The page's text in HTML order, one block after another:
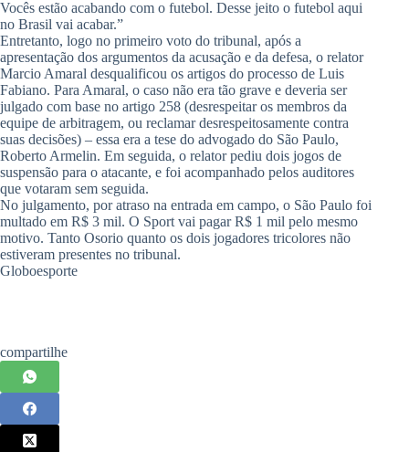
Vocês estão acabando com o futebol. Desse jeito o futebol aqui
no Brasil vai acabar.”
Entretanto, logo no primeiro voto do tribunal, após a
apresentação dos argumentos da acusação e da defesa, o relator
Marcio Amaral desqualificou os artigos do processo de Luis
Fabiano. Para Amaral, o caso não era tão grave e deveria ser
julgado com base no artigo 258 (desrespeitar os membros da
equipe de arbitragem, ou reclamar desrespeitosamente contra
suas decisões) – essa era a tese do advogado do São Paulo,
Roberto Armelin. Em seguida, o relator pediu dois jogos de
suspensão para o atacante, e foi acompanhado pelos auditores
que votaram sem seguida.
No julgamento, por atraso na entrada em campo, o São Paulo foi
multado em R$ 3 mil. O Sport vai pagar R$ 1 mil pelo mesmo
motivo. Tanto Osorio quanto os dois jogadores tricolores não
estiveram presentes no tribunal.
Globoesporte
compartilhe